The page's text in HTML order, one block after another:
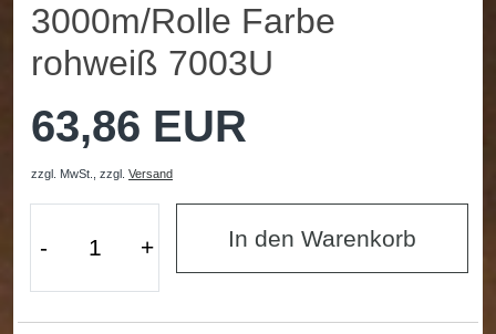
3000m/Rolle Farbe
rohweiß 7003U
63,86 EUR
zzgl. MwSt., zzgl. Versand
- + In den Warenkorb